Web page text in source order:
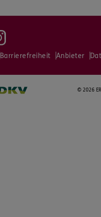
Barrierefreiheit Anbieter
© 2026